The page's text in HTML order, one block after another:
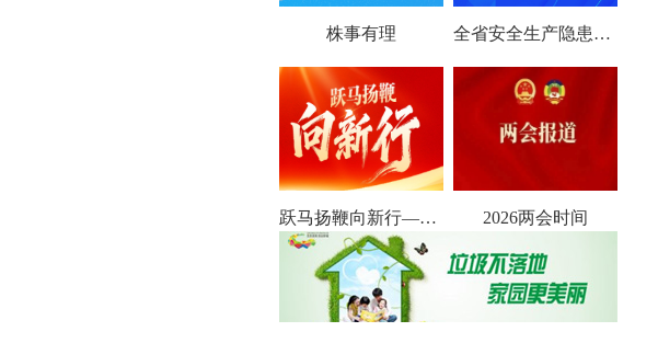
株事有理 全省安全生产隐患大排查大整治
跃马扬鞭向新行——聚焦2026全国两会 2026两会时间